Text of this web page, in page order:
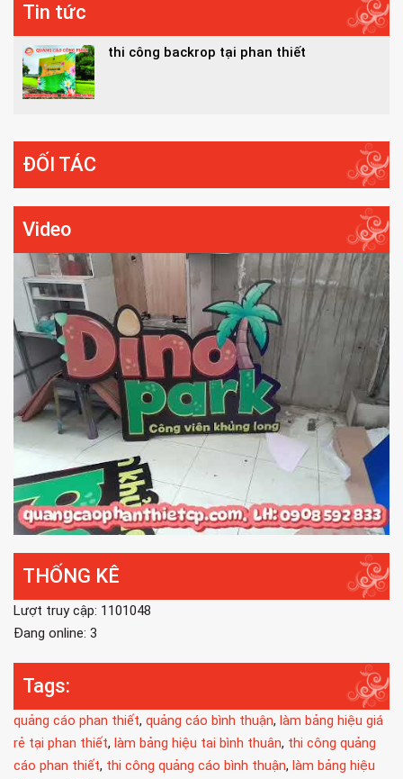
Tin tức
thi công backrop tại phan thiết
ĐỐI TÁC
Video
THỐNG KÊ
Lượt truy cập: 1101048
Đang online: 3
Tags:
quảng cáo phan thiết, quảng cáo bình thuận, làm bảng hiệu giá
rẻ tại phan thiết, làm bảng hiệu tai bình thuân, thi công quảng
cáo phan thiết, thi công quảng cáo bình thuận, làm bảng hiệu